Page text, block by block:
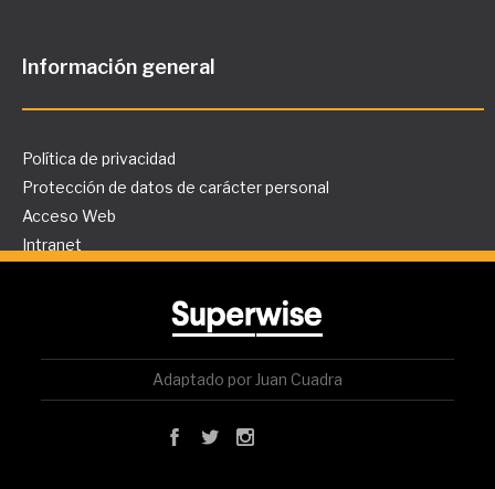
Información general
Política de privacidad
Protección de datos de carácter personal
Acceso Web
Intranet
Adaptado por Juan Cuadra